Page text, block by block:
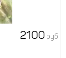
2100 руб